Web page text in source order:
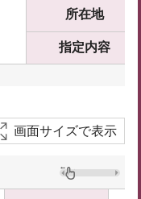
所在地
指定内容
画面サイズで表示